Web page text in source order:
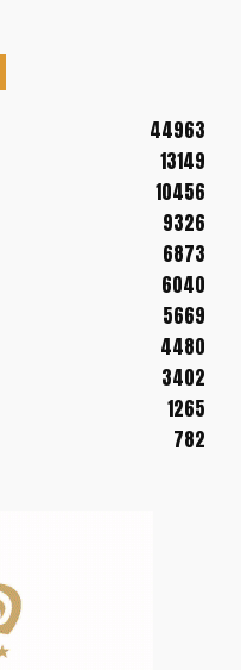
44963
13149
10456
9326
6873
6040
5669
4480
3402
1265
782